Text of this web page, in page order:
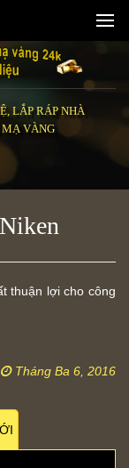
LẮP RÁP NHÀ
VÀNG
thuận lợi cho công
Tháng Ba 6, 2016